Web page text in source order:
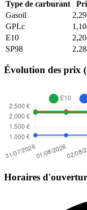
Type de carburant
Gasoil
GPLc
E10
SP98
Évolution des prix
Horaires